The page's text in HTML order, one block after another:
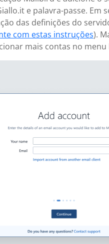
e palavra-passe. Em
das definições do
com estas instruções).
mais contas no menu